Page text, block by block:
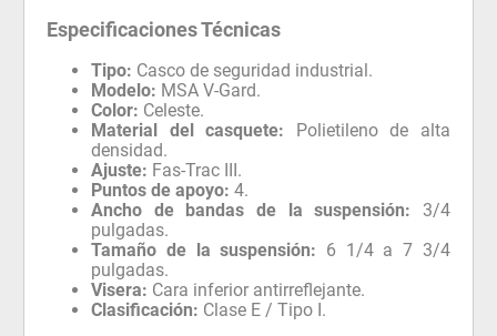
Especificaciones Técnicas
Tipo: Casco de seguridad industrial.
Modelo: MSA V-Gard.
Color: Celeste.
Material del casquete: Polietileno de alta
densidad.
Ajuste: Fas-Trac III.
Puntos de apoyo: 4.
Ancho de bandas de la suspensión: 3/4
pulgadas.
Tamaño de la suspensión: 6 1/4 a 7 3/4
pulgadas.
Visera: Cara inferior antirreflejante.
Clasificación: Clase E / Tipo I.